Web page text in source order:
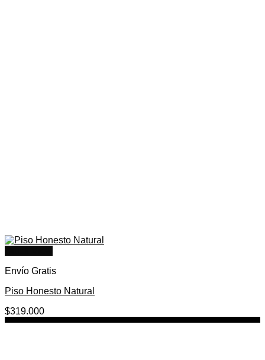
Envío Gratis
Piso Honesto Natural
$319.000